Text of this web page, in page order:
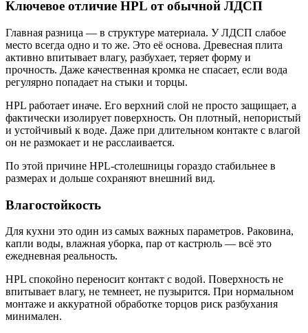
Ключевое отличие HPL от обычной ЛДСП
Главная разница — в структуре материала. У ЛДСП слабое
место всегда одно и то же. Это её основа. Древесная плита
активно впитывает влагу, разбухает, теряет форму и
прочность. Даже качественная кромка не спасает, если вода
регулярно попадает на стыки и торцы.
HPL работает иначе. Его верхний слой не просто защищает, а
фактически изолирует поверхность. Он плотный, непористый
и устойчивый к воде. Даже при длительном контакте с влагой
он не размокает и не расслаивается.
По этой причине HPL-столешницы гораздо стабильнее в
размерах и дольше сохраняют внешний вид.
Влагостойкость
Для кухни это один из самых важных параметров. Раковина,
капли воды, влажная уборка, пар от кастрюль — всё это
ежедневная реальность.
HPL спокойно переносит контакт с водой. Поверхность не
впитывает влагу, не темнеет, не пузырится. При нормальном
монтаже и аккуратной обработке торцов риск разбухания
минимален.